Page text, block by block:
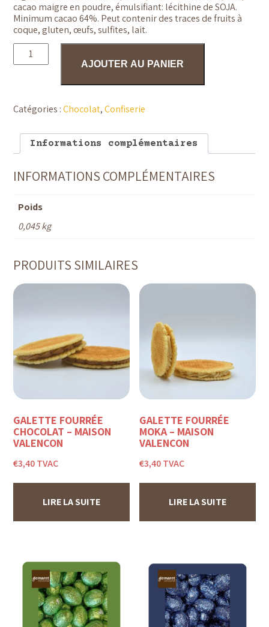
cacao maigre en poudre, émulsifiant: lécithine de SOJA.
Minimum cacao 64%. Peut contenir des traces de fruits à
coque, gluten, œufs, sulfites, lait.
quantité
Tablette
Chocolaterie
Demaret
AJOUTER AU PANIER
Catégories :Chocolat,Confiserie
Informations complémentaires
INFORMATIONS COMPLÉMENTAIRES
Poids
0,045 kg
PRODUITS SIMILAIRES
GALETTE FOURRÉE
CHOCOLAT – MAISON
VALENÇON
€3,40TVAC
LIRE LA SUITE
GALETTE FOURRÉE
MOKA – MAISON
VALENÇON
€3,40TVAC
LIRE LA SUITE